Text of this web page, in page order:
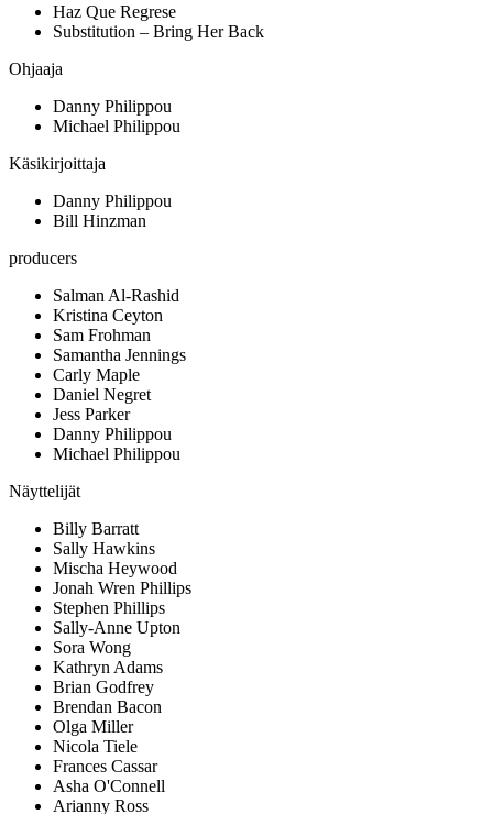
Haz Que Regrese
Substitution – Bring Her Back
Ohjaaja
Danny Philippou
Michael Philippou
Käsikirjoittaja
Danny Philippou
Bill Hinzman
producers
Salman Al-Rashid
Kristina Ceyton
Sam Frohman
Samantha Jennings
Carly Maple
Daniel Negret
Jess Parker
Danny Philippou
Michael Philippou
Näyttelijät
Billy Barratt
Sally Hawkins
Mischa Heywood
Jonah Wren Phillips
Stephen Phillips
Sally-Anne Upton
Sora Wong
Kathryn Adams
Brian Godfrey
Brendan Bacon
Olga Miller
Nicola Tiele
Frances Cassar
Asha O'Connell
Arianny Ross